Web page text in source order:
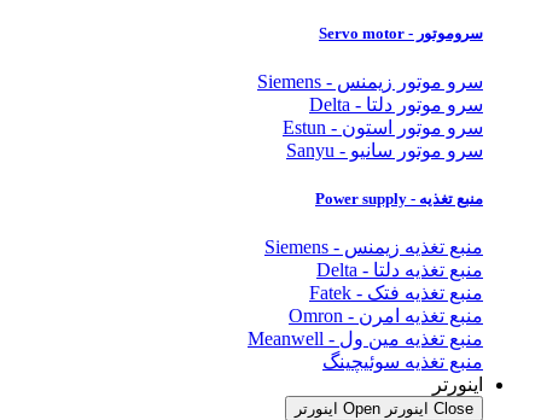
سروموتور - Servo motor
سرو موتور زیمنس - Siemens
سرو موتور دلتا - Delta
سرو موتور استون - Estun
سرو موتور سانیو - Sanyu
منبع تغذیه - Power supply
منبع تغذیه زیمنس - Siemens
منبع تغذیه دلتا - Delta
منبع تغذیه فتک - Fatek
منبع تغذیه امرن - Omron
منبع تغذیه مین ول - Meanwell
منبع تغذیه سوئیچینگ
اینورتر
Close اینورتر Open اینورتر